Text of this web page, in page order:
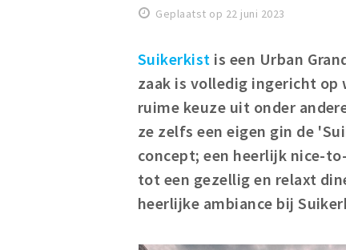
Geplaatst op 22 juni 2023
Suikerkist is een Urban
zaak is volledig ingericht op
ruime keuze uit onder
ze zelfs een eigen gin de
concept; een heerlijk nice-
tot een gezellig en relaxt
heerlijke ambiance bij